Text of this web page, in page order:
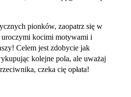
pionków, zaopatrz się w
kocimi motywami i
Celem jest zdobycie jak
kolejne pola, ale uważaj
czeka cię opłata!